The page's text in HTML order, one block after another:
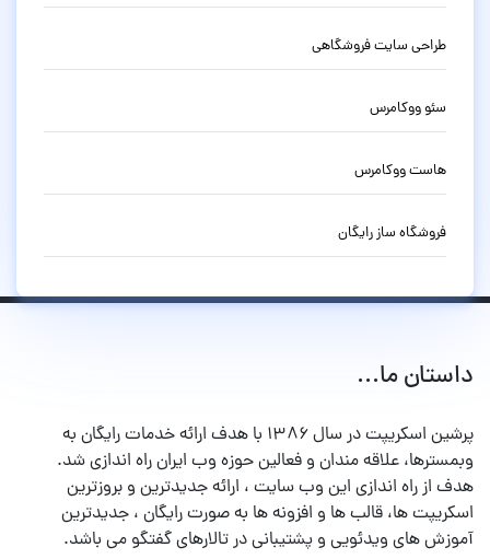
طراحی سایت فروشگاهی
سئو ووکامرس
هاست ووکامرس
فروشگاه ساز رایگان
داستان ما...
پرشین اسکریپت در سال ۱۳۸۶ با هدف ارائه خدمات رایگان به
وبمسترها، علاقه مندان و فعالین حوزه وب ایران راه اندازی شد.
هدف از راه اندازی این وب سایت ، ارائه جدیدترین و بروزترین
اسکریپت ها، قالب ها و افزونه ها به صورت رایگان ، جدیدترین
آموزش های ویدئویی و پشتیبانی در تالارهای گفتگو می باشد.